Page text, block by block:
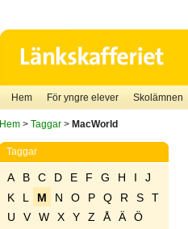
Hem För yngre elever Skolämnen
Hem> Taggar> MacWorld
Taggar
A B C D E F G H I
J
K
L M N O P Q R S
T
U
V W X Y Z Å Ä
Ö